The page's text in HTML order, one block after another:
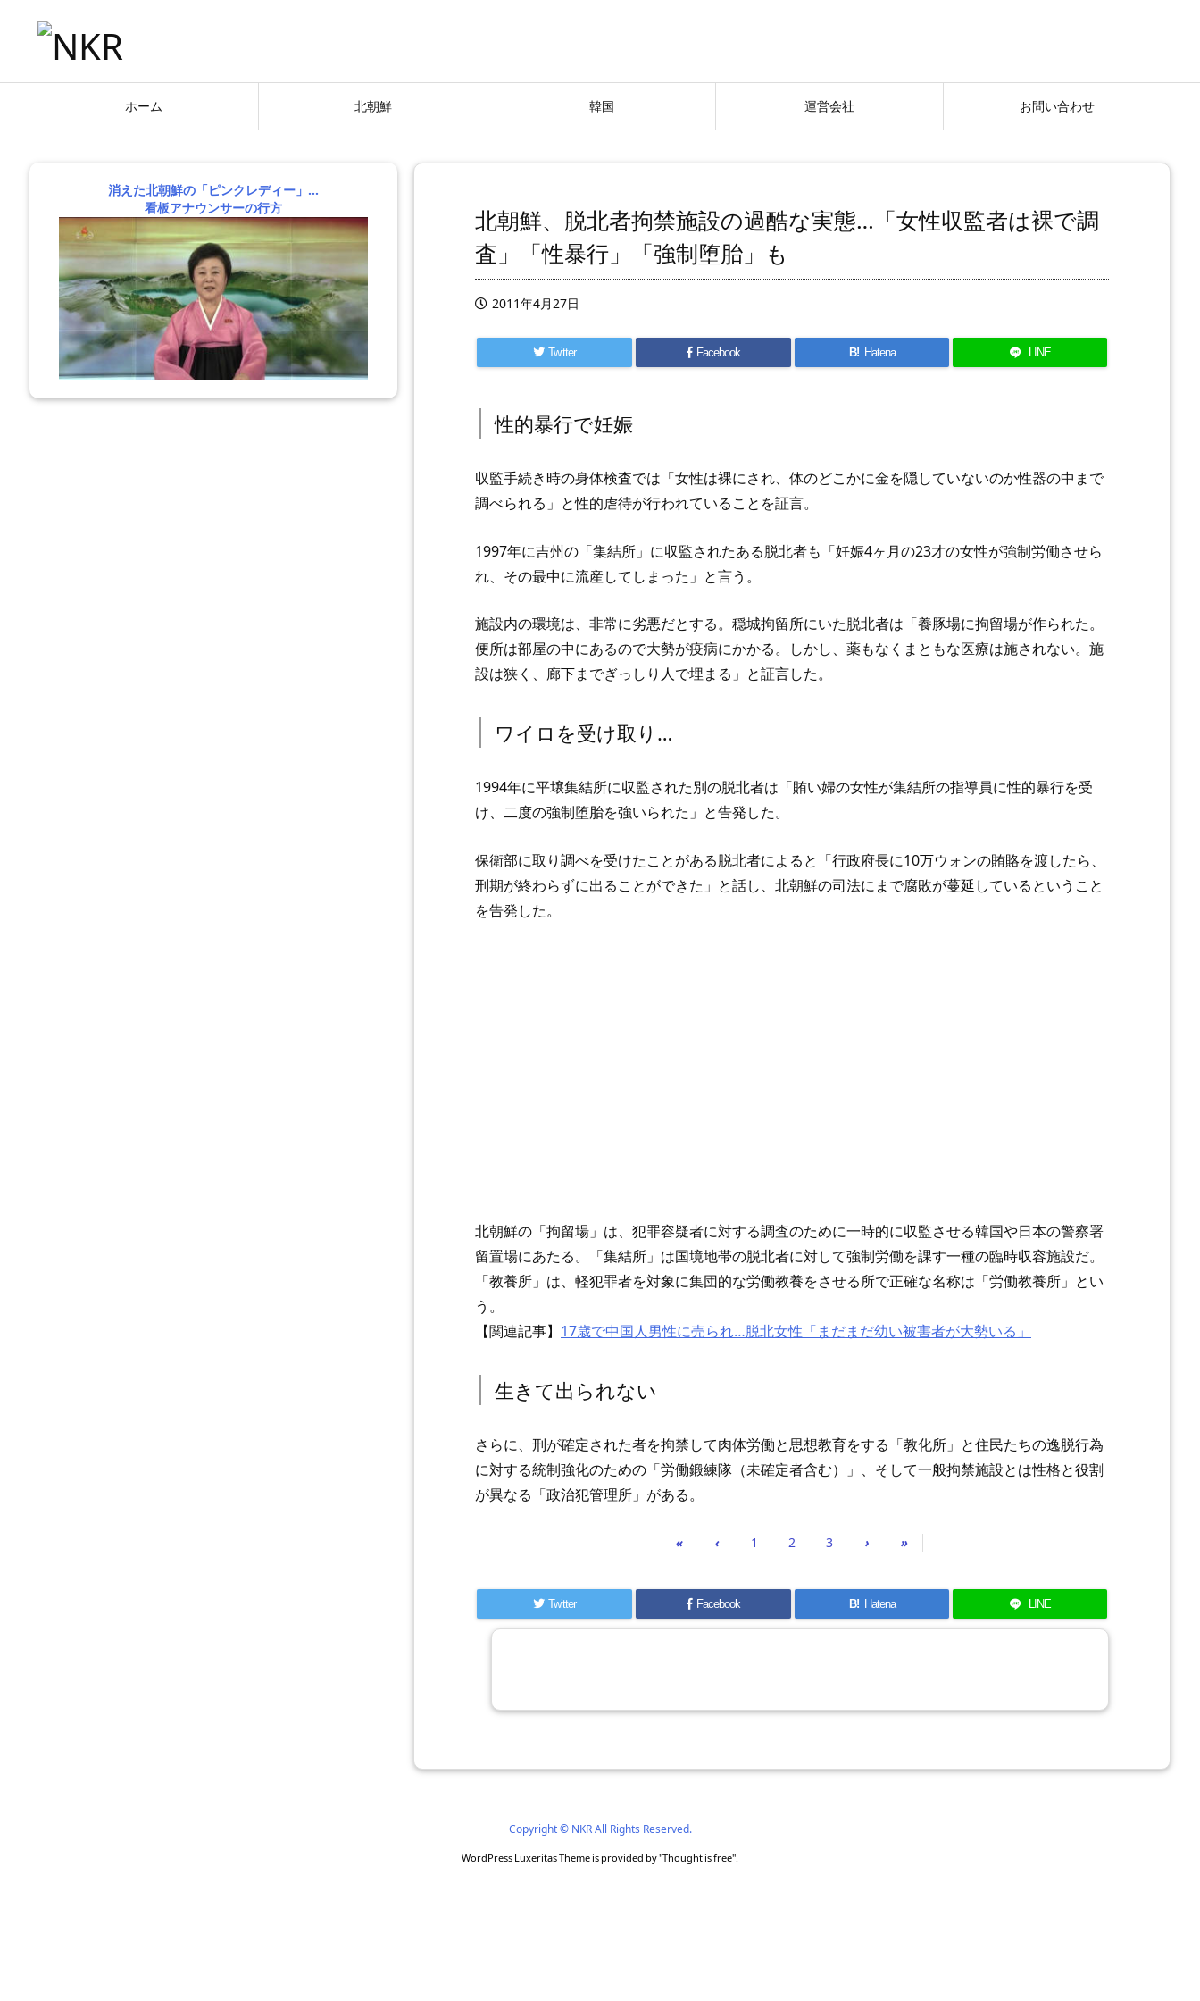
ホーム 北朝鮮 韓国 運営会社 お問い合わせ
北朝鮮、脱北者拘禁施設の過酷な実態…「女性収監者は裸で調
査」「性暴行」「強制堕胎」も
2011年4月27日
Twitter Facebook B! Hatena LINE
性的暴行で妊娠
収監手続き時の身体検査では「女性は裸にされ、体のどこかに金を隠していないのか性器の中まで
調べられる」と性的虐待が行われていることを証言。
1997年に吉州の「集結所」に収監されたある脱北者も「妊娠4ヶ月の23才の女性が強制労働させら
れ、その最中に流産してしまった」と言う。
施設内の環境は、非常に劣悪だとする。穏城拘留所にいた脱北者は「養豚場に拘留場が作られた。
便所は部屋の中にあるので大勢が疫病にかかる。しかし、薬もなくまともな医療は施されない。施
設は狭く、廊下までぎっしり人で埋まる」と証言した。
ワイロを受け取り…
1994年に平壌集結所に収監された別の脱北者は「賄い婦の女性が集結所の指導員に性的暴行を受
け、二度の強制堕胎を強いられた」と告発した。
保衛部に取り調べを受けたことがある脱北者によると「行政府長に10万ウォンの賄賂を渡したら、
刑期が終わらずに出ることができた」と話し、北朝鮮の司法にまで腐敗が蔓延しているということ
を告発した。
北朝鮮の「拘留場」は、犯罪容疑者に対する調査のために一時的に収監させる韓国や日本の警察署
留置場にあたる。「集結所」は国境地帯の脱北者に対して強制労働を課す一種の臨時収容施設だ。
「教養所」は、軽犯罪者を対象に集団的な労働教養をさせる所で正確な名称は「労働教養所」とい
う。
【関連記事】 17歳で中国人男性に売られ…脱北女性「まだまだ幼い被害者が大勢いる」
生きて出られない
さらに、刑が確定された者を拘禁して肉体労働と思想教育をする「教化所」と住民たちの逸脱行為
に対する統制強化のための「労働鍛練隊（未確定者含む）」、そして一般拘禁施設とは性格と役割
が異なる「政治犯管理所」がある。
« ‹ 1 2 3 › »
Twitter Facebook B! Hatena LINE
消えた北朝鮮の「ピンクレディー」…
看板アナウンサーの行方
Copyright © NKRAll Rights Reserved.
WordPress Luxeritas Theme is provided by "Thought is free".